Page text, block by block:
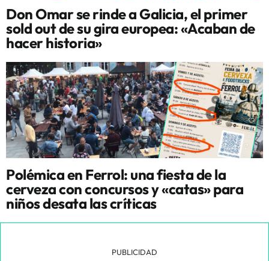
Don Omar se rinde a Galicia, el primer
sold out de su gira europea: «Acaban de
hacer historia»
Polémica en Ferrol: una fiesta de la
cerveza con concursos y «catas» para
niños desata las críticas
PUBLICIDAD